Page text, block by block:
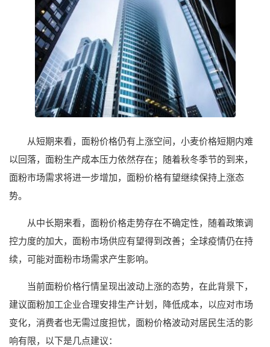
从短期来看，面粉价格仍有上涨空间，小麦价格短期内难
以回落，面粉生产成本压力依然存在；随着秋冬季节的到来，
面粉市场需求将进一步增加，面粉价格有望继续保持上涨态
势。
从中长期来看，面粉价格走势存在不确定性，随着政策调
控力度的加大，面粉市场供应有望得到改善；全球疫情仍在持
续，可能对面粉市场需求产生影响。
当前面粉价格行情呈现出波动上涨的态势，在此背景下，
建议面粉加工企业合理安排生产计划，降低成本，以应对市场
变化，消费者也无需过度担忧，面粉价格波动对居民生活的影
响有限，以下是几点建议：